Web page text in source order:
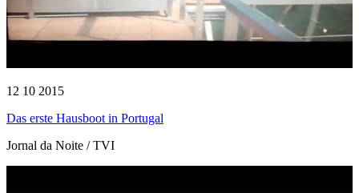
12 10 2015
Das erste Hausboot in Portugal
Jornal da Noite / TVI